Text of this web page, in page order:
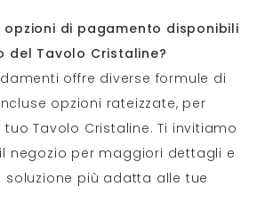
opzioni di pagamento disponibili
del Tavolo Cristaline?
offre diverse formule di
opzioni rateizzate, per
Tavolo Cristaline. Ti invitiamo
negozio per maggiori dettagli e
soluzione più adatta alle tue